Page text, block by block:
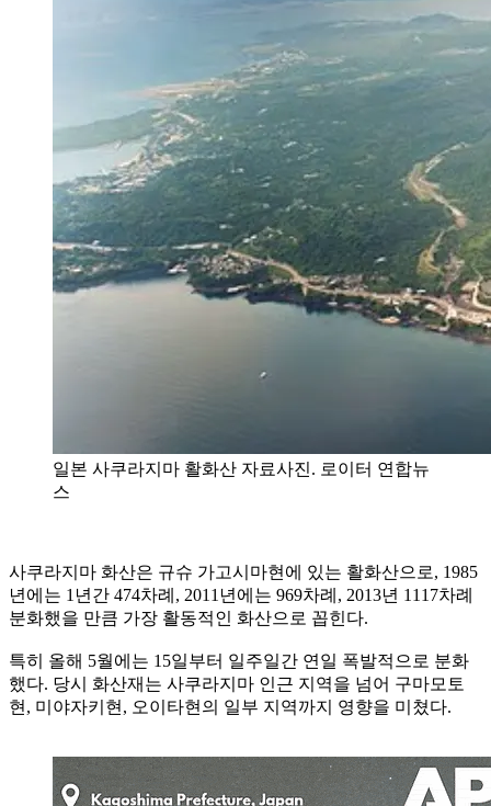
일본 사쿠라지마 활화산 자료사진. 로이터 연합뉴
스
사쿠라지마 화산은 규슈 가고시마현에 있는 활화산으로, 1985
년에는 1년간 474차례, 2011년에는 969차례, 2013년 1117차례
분화했을 만큼 가장 활동적인 화산으로 꼽힌다.
특히 올해 5월에는 15일부터 일주일간 연일 폭발적으로 분화
했다. 당시 화산재는 사쿠라지마 인근 지역을 넘어 구마모토
현, 미야자키현, 오이타현의 일부 지역까지 영향을 미쳤다.